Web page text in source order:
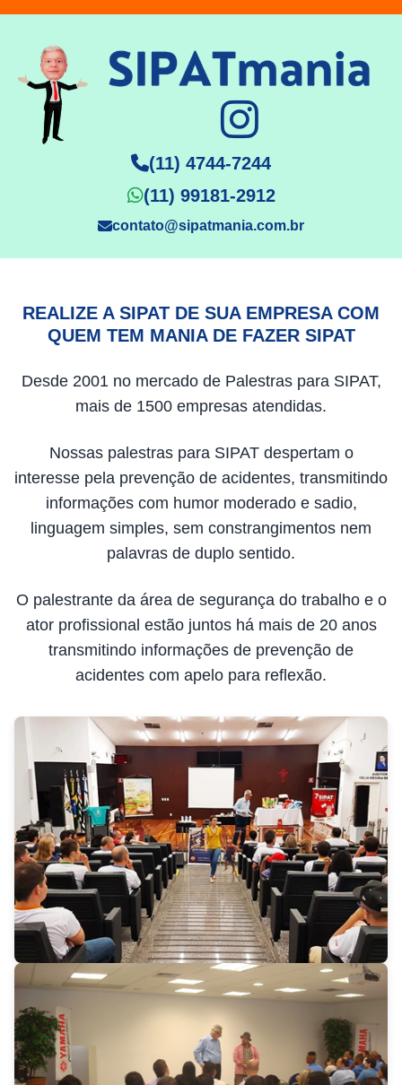
(11) 4744-7244
(11) 99181-2912
contato@sipatmania.com.br
REALIZE A SIPAT DE SUA EMPRESA COM
QUEM TEM MANIA DE FAZER SIPAT
Desde 2001 no mercado de Palestras para SIPAT,
mais de 1500 empresas atendidas.
Nossas palestras para SIPAT despertam o
interesse pela prevenção de acidentes, transmitindo
informações com humor moderado e sadio,
linguagem simples, sem constrangimentos nem
palavras de duplo sentido.
O palestrante da área de segurança do trabalho e o
ator profissional estão juntos há mais de 20 anos
transmitindo informações de prevenção de
acidentes com apelo para reflexão.